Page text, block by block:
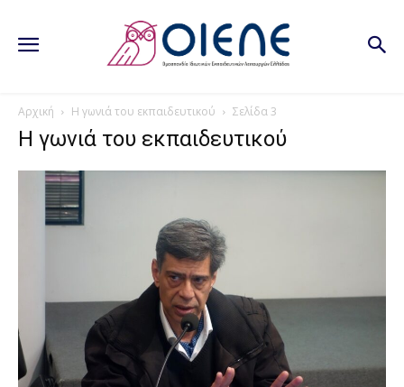
Αρχική Η γωνιά του εκπαιδευτικού Σελίδα 3
Η γωνιά του εκπαιδευτικού